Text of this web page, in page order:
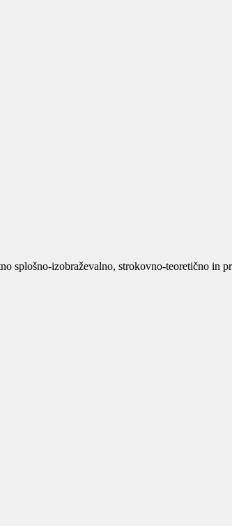
splošno-izobraževalno, strokovno-teoretično in